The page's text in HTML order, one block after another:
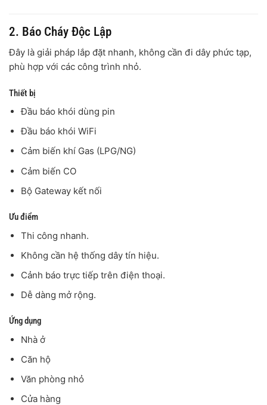
2. Báo Cháy Độc Lập
Đây là giải pháp lắp đặt nhanh, không cần đi dây phức tạp,
phù hợp với các công trình nhỏ.
Thiết bị
Đầu báo khói dùng pin
Đầu báo khói WiFi
Cảm biến khí Gas (LPG/NG)
Cảm biến CO
Bộ Gateway kết nối
Ưu điểm
Thi công nhanh.
Không cần hệ thống dây tín hiệu.
Cảnh báo trực tiếp trên điện thoại.
Dễ dàng mở rộng.
Ứng dụng
Nhà ở
Căn hộ
Văn phòng nhỏ
Cửa hàng